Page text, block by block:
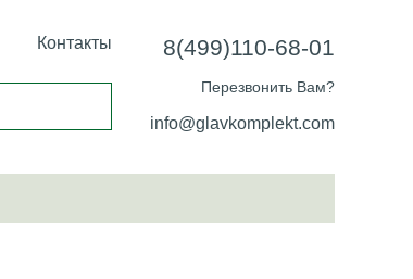
Контакты 8(499)110-68-01
Перезвонить Вам?
info@glavkomplekt.com